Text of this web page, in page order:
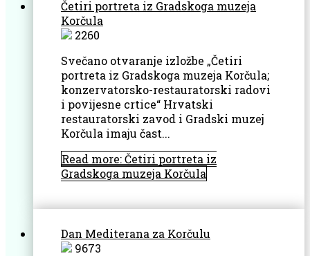
Četiri portreta iz Gradskoga muzeja
Korčula
2260
Svečano otvaranje izložbe „Četiri
portreta iz Gradskoga muzeja Korčula;
konzervatorsko-restauratorski radovi
i povijesne crtice“ Hrvatski
restauratorski zavod i Gradski muzej
Korčula imaju čast...
Read more: Četiri portreta iz
Gradskoga muzeja Korčula
Dan Mediterana za Korčulu
9673